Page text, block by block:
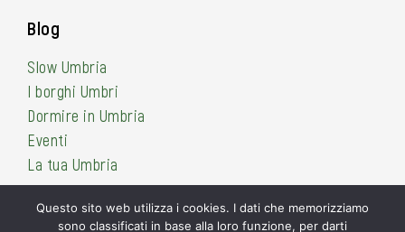
Blog
Slow Umbria
I borghi Umbri
Dormire in Umbria
Eventi
La tua Umbria
Questo sito web utilizza i cookies. I dati che memorizziamo
sono classificati in base alla loro funzione, per darti